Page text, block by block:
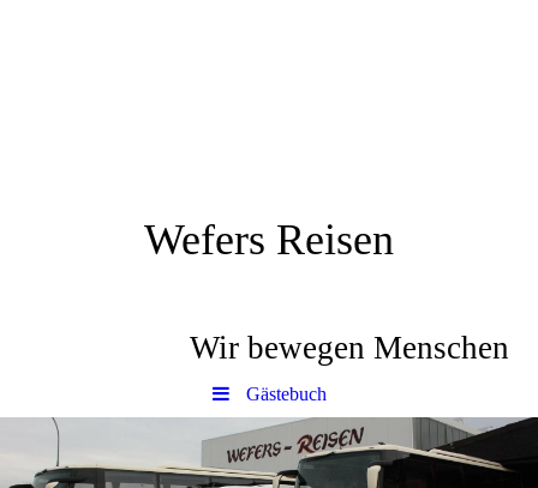
Wefers Reisen
Wir bewegen Menschen
Gästebuch